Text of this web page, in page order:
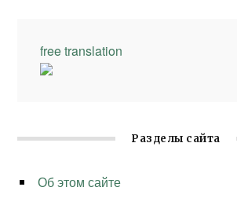
free translation
Разделы сайта
Об этом сайте